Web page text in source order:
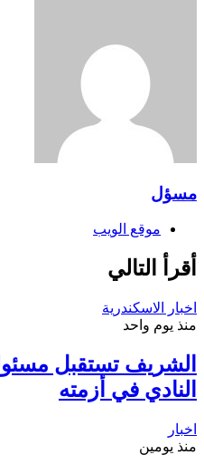
مسؤل
موقع الويب
أقرأ التالي
اخبار الاسكندرية
منذ يوم واحد
الشريف تستقبل
النادي في أزمته
اخبار
منذ يومين